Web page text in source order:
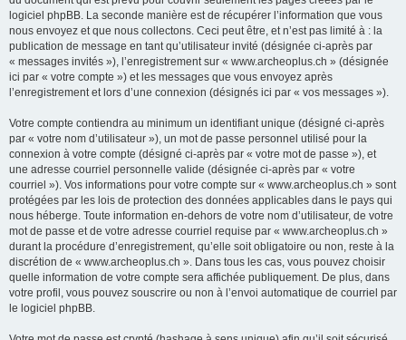
logiciel phpBB. La seconde manière est de récupérer l’information que vous
nous envoyez et que nous collectons. Ceci peut être, et n’est pas limité à : la
publication de message en tant qu’utilisateur invité (désignée ci-après par
« messages invités »), l’enregistrement sur « www.archeoplus.ch » (désignée
ici par « votre compte ») et les messages que vous envoyez après
l’enregistrement et lors d’une connexion (désignés ici par « vos messages »).
Votre compte contiendra au minimum un identifiant unique (désigné ci-après
par « votre nom d’utilisateur »), un mot de passe personnel utilisé pour la
connexion à votre compte (désigné ci-après par « votre mot de passe »), et
une adresse courriel personnelle valide (désignée ci-après par « votre
courriel »). Vos informations pour votre compte sur « www.archeoplus.ch » sont
protégées par les lois de protection des données applicables dans le pays qui
nous héberge. Toute information en-dehors de votre nom d’utilisateur, de votre
mot de passe et de votre adresse courriel requise par « www.archeoplus.ch »
durant la procédure d’enregistrement, qu’elle soit obligatoire ou non, reste à la
discrétion de « www.archeoplus.ch ». Dans tous les cas, vous pouvez choisir
quelle information de votre compte sera affichée publiquement. De plus, dans
votre profil, vous pouvez souscrire ou non à l’envoi automatique de courriel par
le logiciel phpBB.